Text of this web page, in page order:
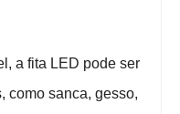
a fita LED pode ser
como sanca, gesso,